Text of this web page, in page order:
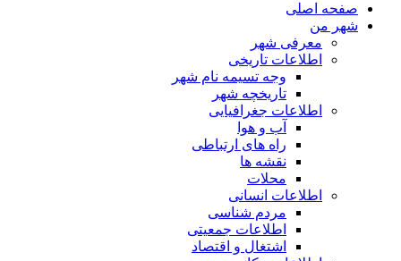
صفحه اصلی
شهر من
معرفی شهر
اطلاعات تاریخی
وجه تسیمه نام شهر
تاریخچه شهر
اطلاعات جغرافیایی
آب و هوا
راه های ارتباطی
نقشه ها
محلات
اطلاعات انسانی
مردم شناسی
اطلاعات جمعیتی
اشتغال و اقتصاد